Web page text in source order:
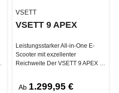
VSETT
VSETT 9 APEX
Leistungsstarker All-in-One E-
Scooter mit exzellenter
Reichweite Der VSETT 9 APEX ist
Ab 1.299,95 €